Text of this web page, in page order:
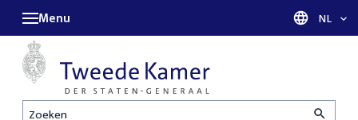
Zoeken
Menu Taal
NL